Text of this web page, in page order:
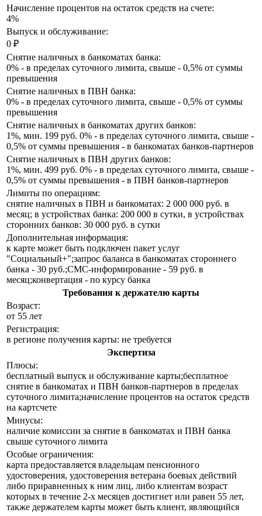
Начисление процентов на остаток средств на счете:
4%
Выпуск и обслуживание:
0 ₽
Снятие наличных в банкоматах банка:
0% - в пределах суточного лимита, свыше - 0,5% от суммы
превышения
Снятие наличных в ПВН банка:
0% - в пределах суточного лимита, свыше - 0,5% от суммы
превышения
Снятие наличных в банкоматах других банков:
1%, мин. 199 руб. 0% - в пределах суточного лимита, свыше -
0,5% от суммы превышения - в банкоматах банков-партнеров
Снятие наличных в ПВН других банков:
1%, мин. 499 руб. 0% - в пределах суточного лимита, свыше -
0,5% от суммы превышения - в ПВН банков-партнеров
Лимиты по операциям:
снятие наличных в ПВН и банкоматах: 2 000 000 руб. в
месяц; в устройствах банка: 200 000 в сутки, в устройствах
сторонних банков: 30 000 руб. в сутки
Дополнительная информация:
к карте может быть подключен пакет услуг
"Социальный+";запрос баланса в банкоматах стороннего
банка - 30 руб.;СМС-информирование - 59 руб. в
месяц;конвертация - по курсу банка
Требования к держателю карты
Возраст:
от 55 лет
Регистрация:
в регионе получения карты: не требуется
Экспертиза
Плюсы:
бесплатный выпуск и обслуживание карты;бесплатное
снятие в банкоматах и ПВН банков-партнеров в пределах
суточного лимита;начисление процентов на остаток средств
на картсчете
Минусы:
наличие комиссии за снятие в банкоматах и ПВН банка
свыше суточного лимита
Особые ограничения:
карта предоставляется владельцам пенсионного
удостоверения, удостоверения ветерана боевых действий
либо приравненных к ним лиц, либо клиентам возраст
которых в течение 2-х месяцев достигнет или равен 55 лет,
также держателем карты может быть клиент, являющийся